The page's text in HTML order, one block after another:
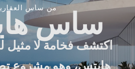
من ساسساس
اكتشف فخامة لا
هايتس، وهو مشروع